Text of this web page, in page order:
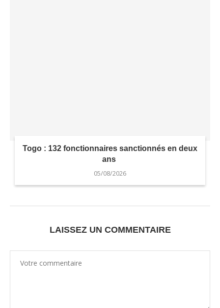
Togo : 132 fonctionnaires sanctionnés en deux
ans
05/08/2026
LAISSEZ UN COMMENTAIRE